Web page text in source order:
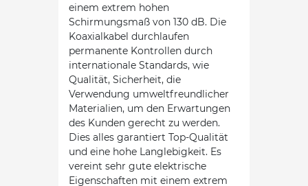
einem extrem hohen
Schirmungsmaß von 130 dB. Die
Koaxialkabel durchlaufen
permanente Kontrollen durch
internationale Standards, wie
Qualität, Sicherheit, die
Verwendung umweltfreundlicher
Materialien, um den Erwartungen
des Kunden gerecht zu werden.
Dies alles garantiert Top-Qualität
und eine hohe Langlebigkeit. Es
vereint sehr gute elektrische
Eigenschaften mit einem extrem